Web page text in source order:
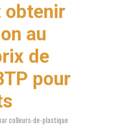
obtenir
au
de
pour
colleurs-de-plastique